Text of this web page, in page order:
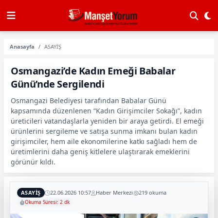
Anasayfa ASAYİŞ
Osmangazi’de Kadın Emeği Babalar
Günü’nde Sergilendi
Osmangazi Belediyesi tarafından Babalar Günü
kapsamında düzenlenen “Kadın Girişimciler Sokağı”, kadın
üreticileri vatandaşlarla yeniden bir araya getirdi. El emeği
ürünlerini sergileme ve satışa sunma imkanı bulan kadın
girişimciler, hem aile ekonomilerine katkı sağladı hem de
üretimlerini daha geniş kitlelere ulaştırarak emeklerini
görünür kıldı.
ASAYİŞ 22.06.2026 10:57 Haber Merkezi 219 okuma
Okuma Süresi: 2 dk